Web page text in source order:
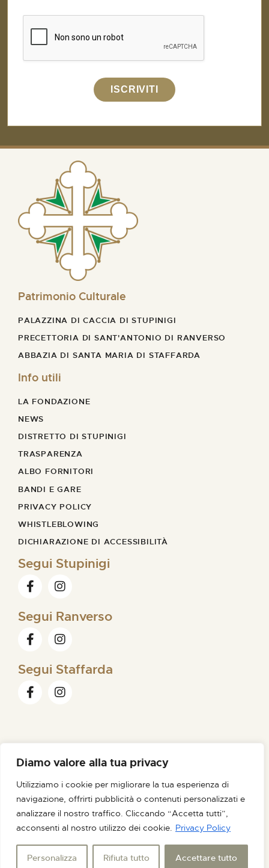
Diamo valore alla tua privacy
Utilizziamo i cookie per migliorare la tua esperienza di
navigazione, offrirti pubblicità o contenuti personalizzati e
analizzare il nostro traffico. Cliccando “Accetta tutti”,
acconsenti al nostro utilizzo dei cookie. Privacy Policy
Personalizza Rifiuta tutto Accettare tutto
ISCRIVITI
Patrimonio Culturale
PALAZZINA DI CACCIA DI STUPINIGI
PRECETTORIA DI SANT'ANTONIO DI RANVERSO
ABBAZIA DI SANTA MARIA DI STAFFARDA
Info utili
LA FONDAZIONE
NEWS
DISTRETTO DI STUPINIGI
TRASPARENZA
ALBO FORNITORI
BANDI E GARE
PRIVACY POLICY
WHISTLEBLOWING
DICHIARAZIONE DI ACCESSIBILITÀ
Segui Stupinigi
Segui Ranverso
Segui Staffarda
PEC FONDAZIONE@PEC.ORDINEMAURIZIANO.IT